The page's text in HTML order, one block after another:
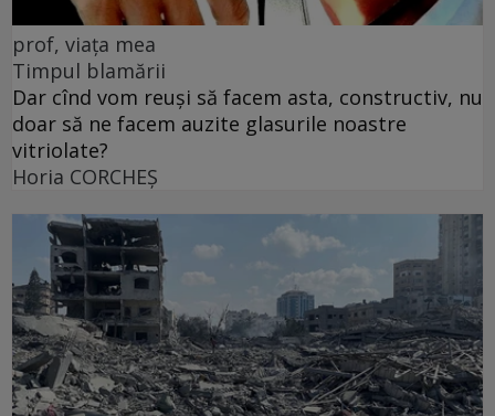
prof, viața mea
Timpul blamării
Dar cînd vom reuși să facem asta, constructiv, nu
doar să ne facem auzite glasurile noastre
vitriolate?
Horia CORCHEŞ